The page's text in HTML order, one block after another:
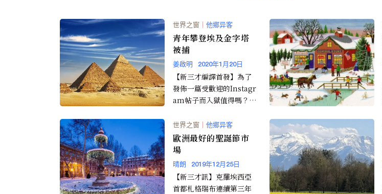
世界之窗 ｜ 他鄉异客
青年攀登埃及金字塔
被捕
姜啟明 2020年1月20日
【新三才編譯首發】為了
發佈一篇受歡迎的Instagr
am帖子而入獄值得嗎？一
在社群網站Inst...
世界之窗 ｜ 他鄉异客
歐洲最好的聖誕節市
場
晴朗 2019年12月25日
【新三才訊】克羅埃西亞
首都札格瑞布連續第三年